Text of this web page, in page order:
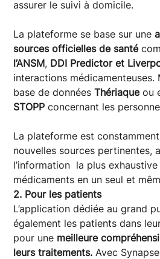
assurer le suivi à domicile.
La plateforme se base sur une
sources officielles de santé
l’ANSM, DDI Predictor et
interactions médicamenteuses.
base de donnéesThériaqueou
STOPP concernant les
La plateforme est
nouvelles sources pertinentes,
l’information la plus
médicaments en un seul et
2. Pour les patients
L’application dédiée au grand
également les patients dans
pour une meilleure
leurs traitements. Avec